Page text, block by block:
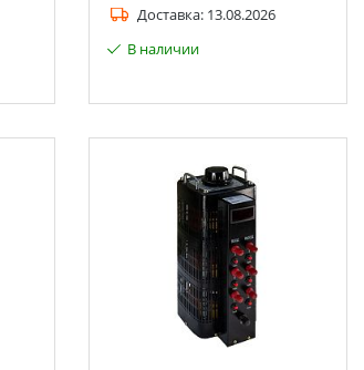
Доставка: 13.08.2026
В наличии